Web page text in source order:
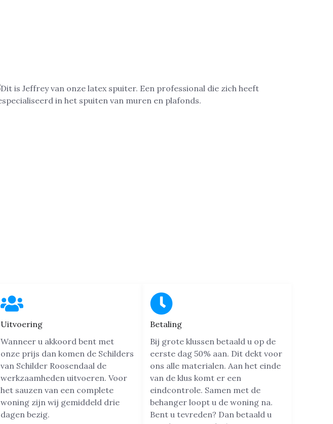
Uitvoering
Wanneer u akkoord bent met
onze prijs dan komen de Schilders
van Schilder Roosendaal de
werkzaamheden uitvoeren. Voor
het sauzen van een complete
woning zijn wij gemiddeld drie
dagen bezig.
Betaling
Bij grote klussen betaald u op de
eerste dag 50% aan. Dit dekt voor
ons alle materialen. Aan het einde
van de klus komt er een
eindcontrole. Samen met de
behanger loopt u de woning na.
Bent u tevreden? Dan betaald u